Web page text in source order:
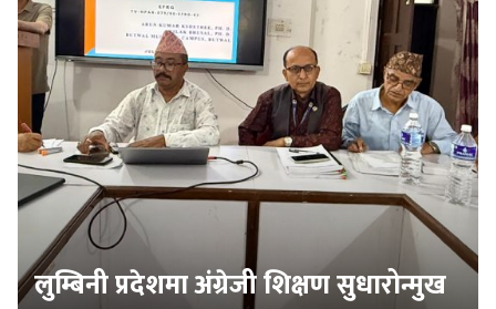
लुम्बिनी प्रदेशमा अंग्रेजी शिक्षण सुधारोन्मुख